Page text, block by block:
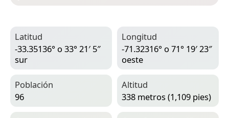
Latitud
-33.35136° o 33° 21′ 5″
sur
Longitud
-71.32316° o 71° 19′ 23″
oeste
Población
96
Altitud
338 metros (1,109 pies)